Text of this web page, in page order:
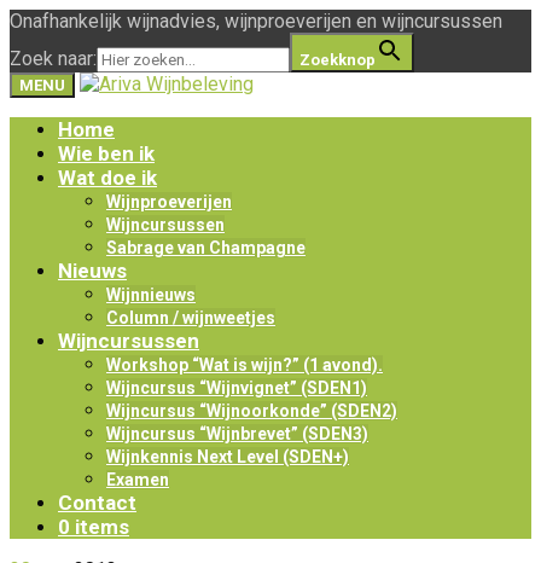
Onafhankelijk wijnadvies, wijnproeverijen en wijncursussen
Zoek naar:
Zoekknop
MENU
Home
Wie ben ik
Wat doe ik
Wijnproeverijen
Wijncursussen
Sabrage van Champagne
Nieuws
Wijnnieuws
Column / wijnweetjes
Wijncursussen
Workshop “Wat is wijn?” (1 avond).
Wijncursus “Wijnvignet” (SDEN1)
Wijncursus “Wijnoorkonde” (SDEN2)
Wijncursus “Wijnbrevet” (SDEN3)
Wijnkennis Next Level (SDEN+)
Examen
Contact
0 items